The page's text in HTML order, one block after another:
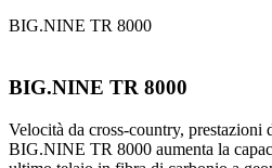
BIG.NINE TR 8000
BIG.NINE TR 8000
Velocità da cross-country,
BIG.NINE TR 8000 aumenta la